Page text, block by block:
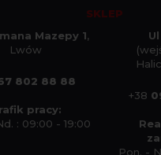
SKLEP
Mazepy 1,
Lwów
802 88 88
pracy:
: 09:00 - 19:00
+38
Pon. -